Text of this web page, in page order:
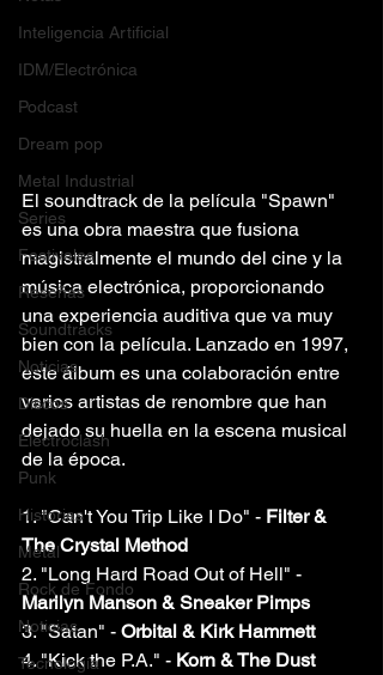
Inteligencia Artificial
IDM/Electrónica
Podcast
Dream pop
Metal Industrial
Series
Festivales
Reseñas
Soundtracks
Noticias
Discos
Electroclash
Punk
Historias
Metal
Rock de Fondo
Noticias
Tecnología
El soundtrack de la película "Spawn"
es una obra maestra que fusiona
magistralmente el mundo del cine y la
música electrónica, proporcionando
una experiencia auditiva que va muy
bien con la película. Lanzado en 1997,
este álbum es una colaboración entre
varios artistas de renombre que han
dejado su huella en la escena musical
de la época.
1. "Can't You Trip Like I Do" - Filter &
The Crystal Method
2. "Long Hard Road Out of Hell" -
Marilyn Manson & Sneaker Pimps
3. "Satan" - Orbital & Kirk Hammett
4. "Kick the P.A." - Korn & The Dust